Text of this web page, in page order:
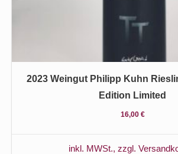
2023 Weingut Philipp Kuhn
Edition Limited
16,00 €
inkl. MWSt., zzgl.